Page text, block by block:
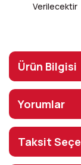
Verilecektir
Ürün Bilgisi
Yorumlar
Taksit